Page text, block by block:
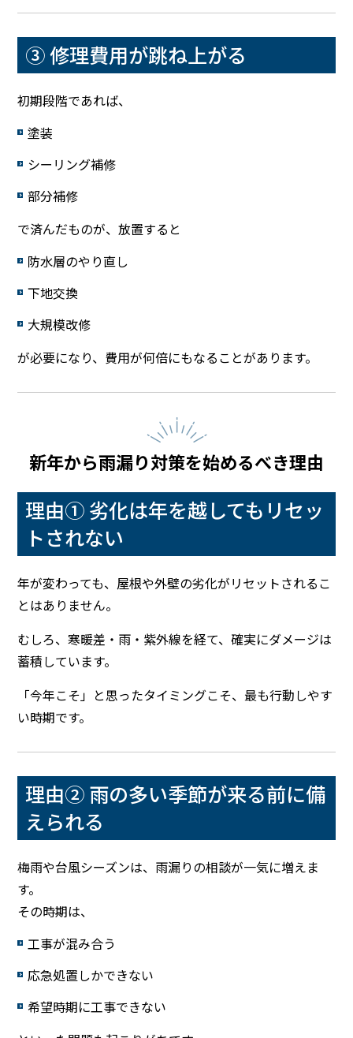
③ 修理費用が跳ね上がる
初期段階であれば、
塗装
シーリング補修
部分補修
で済んだものが、放置すると
防水層のやり直し
下地交換
大規模改修
が必要になり、費用が何倍にもなることがあります。
新年から雨漏り対策を始めるべき理由
理由① 劣化は年を越してもリセッ
トされない
年が変わっても、屋根や外壁の劣化がリセットされるこ
とはありません。
むしろ、寒暖差・雨・紫外線を経て、確実にダメージは
蓄積しています。
「今年こそ」と思ったタイミングこそ、最も行動しやす
い時期です。
理由② 雨の多い季節が来る前に備
えられる
梅雨や台風シーズンは、雨漏りの相談が一気に増えま
す。
その時期は、
工事が混み合う
応急処置しかできない
希望時期に工事できない